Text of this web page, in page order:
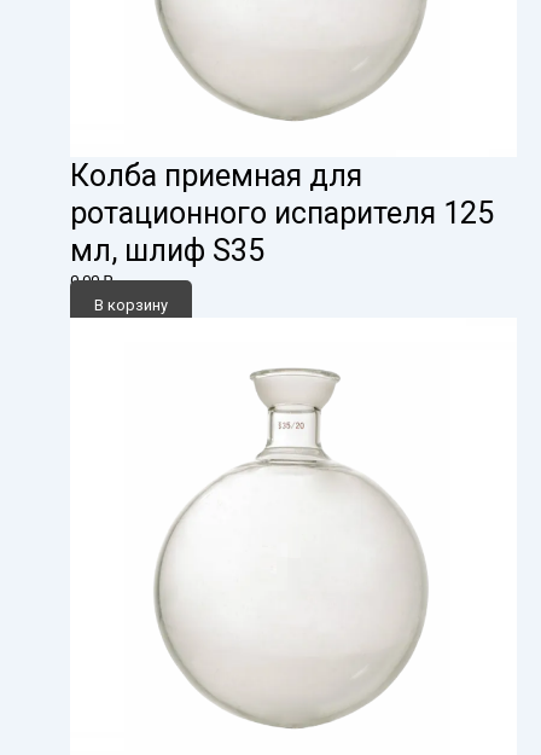
Колба приемная для
ротационного испарителя 125
мл, шлиф S35
0,00₽
В корзину